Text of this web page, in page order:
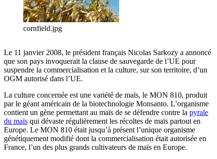
cornfield.jpg
Le 11 janvier 2008, le président français Nicolas Sarkozy a annoncé
que son pays invoquerait la clause de sauvegarde de l’UE pour
suspendre la commercialisation et la culture, sur son territoire, d’un
OGM autorisé dans l’UE.
La culture concernée est une variété de maïs, le MON 810, produit
par le géant américain de la biotechnologie Monsanto. L’organisme
contient un gène permettant au maïs de se défendre contre la pyrale
du maïs qui dévaste régulièrement les récoltes de maïs partout en
Europe. Le MON 810 était jusqu’à présent l’unique organisme
génétiquement modifié dont la commercialisation était autorisée en
France, l’un des plus grands cultivateurs de maïs en Europe.